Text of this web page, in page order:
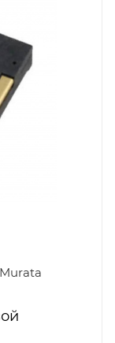
Murata